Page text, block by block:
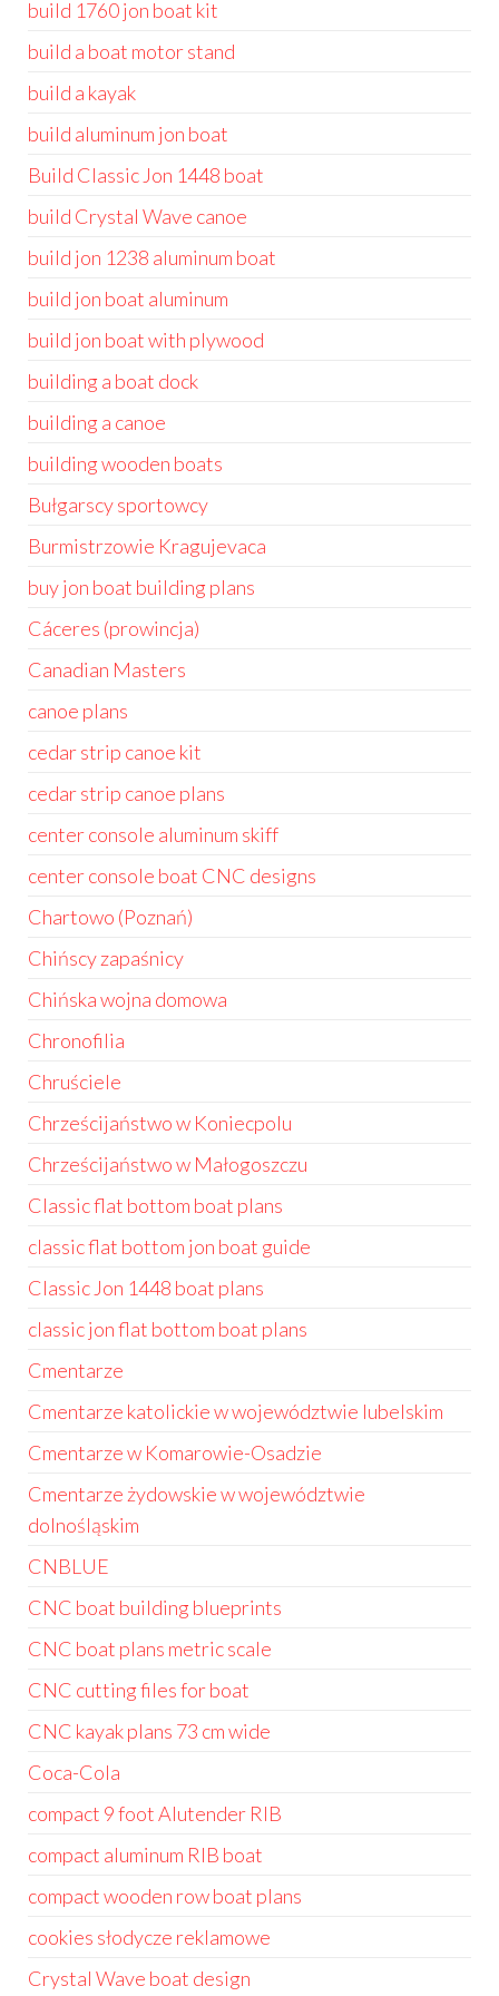
build 1760 jon boat kit
build a boat motor stand
build a kayak
build aluminum jon boat
Build Classic Jon 1448 boat
build Crystal Wave canoe
build jon 1238 aluminum boat
build jon boat aluminum
build jon boat with plywood
building a boat dock
building a canoe
building wooden boats
Bułgarscy sportowcy
Burmistrzowie Kragujevaca
buy jon boat building plans
Cáceres (prowincja)
Canadian Masters
canoe plans
cedar strip canoe kit
cedar strip canoe plans
center console aluminum skiff
center console boat CNC designs
Chartowo (Poznań)
Chińscy zapaśnicy
Chińska wojna domowa
Chronofilia
Chruściele
Chrześcijaństwo w Koniecpolu
Chrześcijaństwo w Małogoszczu
Classic flat bottom boat plans
classic flat bottom jon boat guide
Classic Jon 1448 boat plans
classic jon flat bottom boat plans
Cmentarze
Cmentarze katolickie w województwie lubelskim
Cmentarze w Komarowie-Osadzie
Cmentarze żydowskie w województwie
dolnośląskim
CNBLUE
CNC boat building blueprints
CNC boat plans metric scale
CNC cutting files for boat
CNC kayak plans 73 cm wide
Coca-Cola
compact 9 foot Alutender RIB
compact aluminum RIB boat
compact wooden row boat plans
cookies słodycze reklamowe
Crystal Wave boat design